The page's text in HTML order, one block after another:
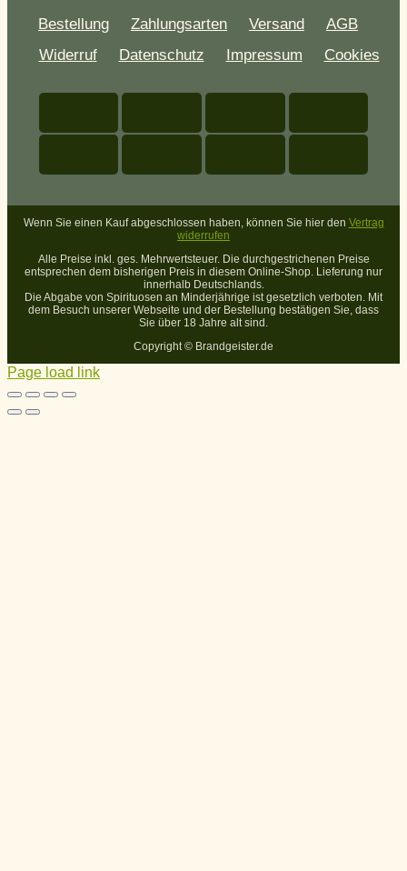
Bestellung Zahlungsarten Versand
AGB
Widerruf
Datenschutz Impressum Cookies
Wenn Sie einen Kauf abgeschlossen haben, können Sie hier den Vertrag
widerrufen
Alle Preise inkl. ges. Mehrwertsteuer. Die durchgestrichenen Preise
entsprechen dem bisherigen Preis in diesem Online-Shop. Lieferung nur
innerhalb Deutschlands.
Die Abgabe von Spirituosen an Minderjährige ist gesetzlich verboten. Mit
dem Besuch unserer Webseite und der Bestellung bestätigen Sie, dass
Sie über 18 Jahre alt sind.
Copyright © Brandgeister.de
Page load link